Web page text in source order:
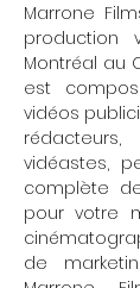
Marrone
production
Montréal au
est
vidéos
vidéastes,
complète
pour votre
de